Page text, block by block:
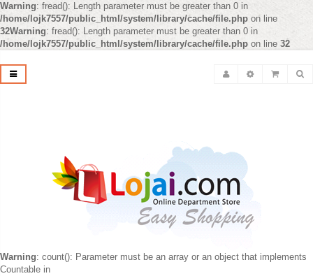
Warning: fread(): Length parameter must be greater than 0 in
/home/lojk7557/public_html/system/library/cache/file.php on line
32Warning: fread(): Length parameter must be greater than 0 in
/home/lojk7557/public_html/system/library/cache/file.php on line 32
Warning: count(): Parameter must be an array or an object that implements
Countable in